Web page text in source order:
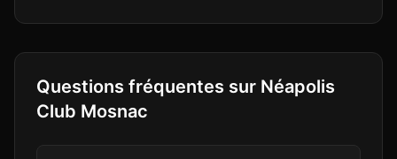
Questions fréquentes sur Néapolis
Club Mosnac